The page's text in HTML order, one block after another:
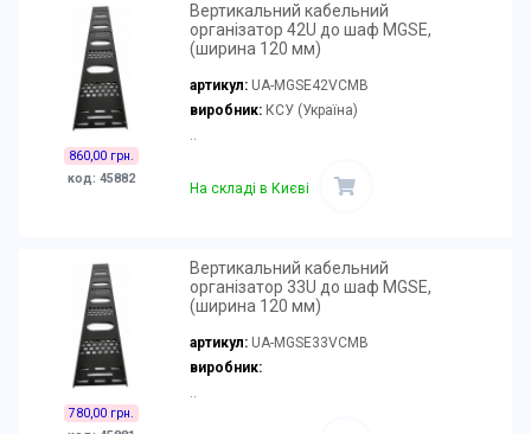
860,00 грн.
код: 45882
Вертикальний кабельний
організатор 42U до шаф MGSE,
(ширина 120 мм)
артикул: UA-MGSE42VCMB
виробник:КСУ (Україна)
..
На складі в Києві
780,00 грн.
Вертикальний кабельний
організатор 33U до шаф MGSE,
(ширина 120 мм)
артикул: UA-MGSE33VCMB
виробник:
..